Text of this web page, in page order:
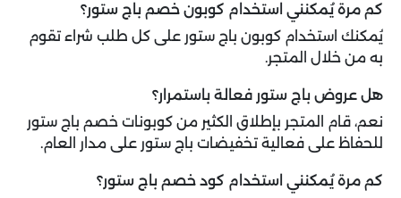
كم مرة يُمكنني استخدام كوبون خصم باج ستور؟
يُمكنك استخدام كوبون باج ستور على كل طلب شراء تقوم
به من خلال المتجر.
هل عروض باج ستور فعالة باستمرار؟
نعم، قام المتجر بإطلاق الكثير من كوبونات خصم باج ستور
للحفاظ على فعالية تخفيضات باج ستور على مدار العام.
كم مرة يُمكنني استخدام كود خصم باج ستور؟